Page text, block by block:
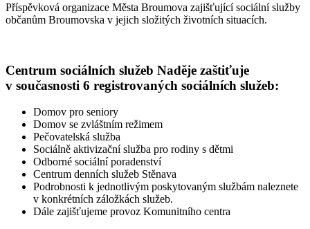
Příspěvková organizace Města Broumova zajišťující sociální služby
občanům Broumovska v jejich složitých životních situacích.
Centrum sociálních služeb Naděje zaštiťuje
v současnosti 6 registrovaných sociálních služeb:
Domov pro seniory
Domov se zvláštním režimem
Pečovatelská služba
Sociálně aktivizační služba pro rodiny s dětmi
Odborné sociální poradenství
Centrum denních služeb Stěnava
Podrobnosti k jednotlivým poskytovaným službám naleznete
v konkrétních záložkách služeb.
Dále zajišťujeme provoz Komunitního centra